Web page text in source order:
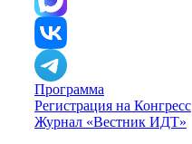
Программа
Регистрация на Конгресс
Журнал «Вестник ИДТ»